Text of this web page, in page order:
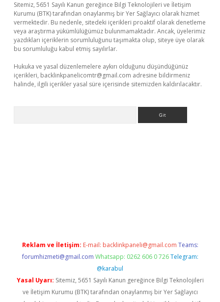
Sitemiz, 5651 Sayılı Kanun gereğince Bilgi Teknolojileri ve İletişim
Kurumu (BTK) tarafından onaylanmış bir Yer Sağlayıcı olarak hizmet
vermektedir. Bu nedenle, sitedeki içerikleri proaktif olarak denetleme
veya araştırma yükümlülüğümüz bulunmamaktadır. Ancak, üyelerimiz
yazdıkları içeriklerin sorumluluğunu taşımakta olup, siteye üye olarak
bu sorumluluğu kabul etmiş sayılırlar.
Hukuka ve yasal düzenlemelere aykırı olduğunu düşündüğünüz
içerikleri, backlinkpanelicomtr@gmail.com adresine bildirmeniz
halinde, ilgili içerikler yasal süre içerisinde sitemizden kaldırılacaktır.
Reklam ve İletişim: E-mail: backlinkpaneli@gmail.com Teams:
forumhizmeti@gmail.com Whatsapp: 0262 606 0 726 Telegram:
@karabul
Yasal Uyarı: Sitemiz, 5651 Sayılı Kanun gereğince Bilgi Teknolojileri
ve İletişim Kurumu (BTK) tarafından onaylanmış bir Yer Sağlayıcı